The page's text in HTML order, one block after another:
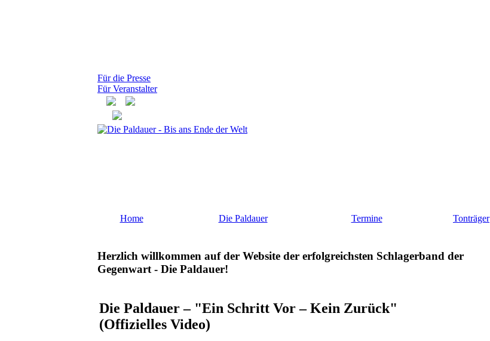
Für die Presse
Für Veranstalter
Home Die Paldauer Termine Tonträger
Herzlich willkommen auf der Website der erfolgreichsten Schlagerband der
Gegenwart - Die Paldauer!
Die Paldauer – "Ein Schritt Vor – Kein Zurück"
(Offizielles Video)